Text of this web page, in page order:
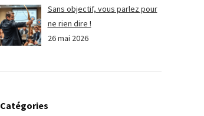
Sans objectif, vous parlez pour
ne rien dire !
26 mai 2026
Catégories